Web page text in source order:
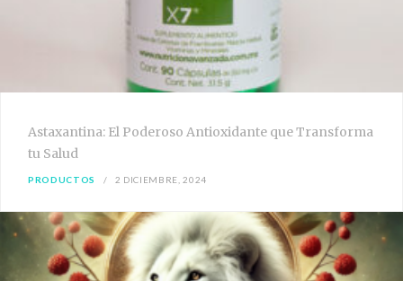
Astaxantina: El Poderoso Antioxidante que Transforma
tu Salud
PRODUCTOS 2 DICIEMBRE, 2024